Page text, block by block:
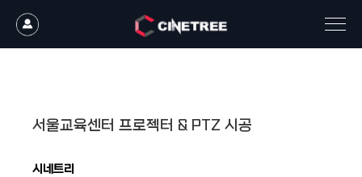
서울교육센터 프로젝터 & PTZ 시공
작성자
시네트리
댓글
조회
작성일